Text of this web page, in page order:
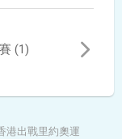
(1)
港出戰里約奧運